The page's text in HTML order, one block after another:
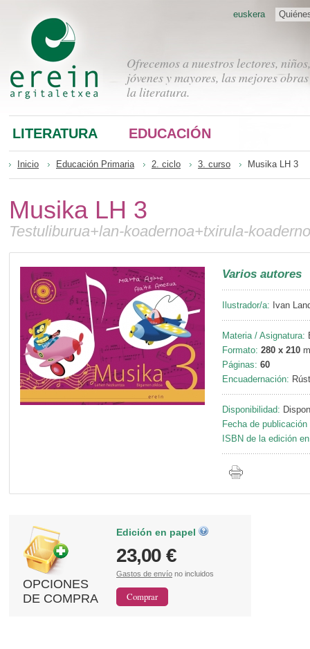
Ofrecemos a nuestros lectores, niños,
jóvenes y mayores, las mejores
la literatura.
euskera
LITERATURA EDUCACIÓN
Inicio Educación Primaria 2. ciclo 3. curso Musika LH 3
Musika LH 3
Testuliburua+lan-koadernoa+txirula-
Varios autores
Ilustrador/a: Ivan
Materia / Asignatura:
Formato: 280 x 210
Páginas: 60
Encuadernación:
Disponibilidad:
Fecha de publicación
ISBN de la edición
OPCIONES
DE COMPRA
Edición en papel
23,00 €
Gastos de envío no incluidos